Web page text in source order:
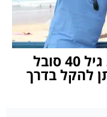
"גיליתי שכל מי שעבר את גיל 40 סובל
להקל בדרך